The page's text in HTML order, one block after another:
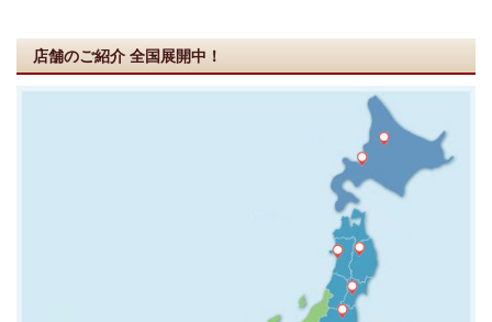
店舗のご紹介 全国展開中！